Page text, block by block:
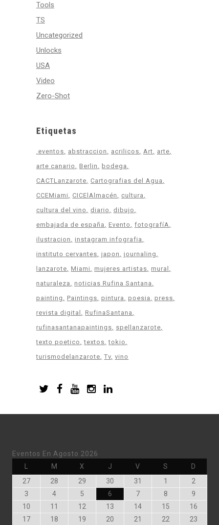
Tools
TS
Uncategorized
Unlocks
USA
Video
Zero-Shot
Etiquetas
.eventos abstraccion acrilicos Art
arte
arte canario
Berlin
bodega
CACTLanzarote
Cartografias del Agua
CCEMiami
CICElAlmacén
cultura
cultura del vino
diario
dibujo
embajada de españa
Evento
fotografíA
ilustracion
instagram infografia
instituto cervantes japon
journaling
lanzarote Miami mujeres artistas mural
naturaleza
noticias Rufina Santana
painting
Paintings pintura poesia
press
revista digital
RufinaSantana
rufinasantanapaintings
spellanzarote
texto poetico
textos tokio
turismodelanzarote Tv vino
Eventos En Agosto 2026
MMartes X Miércoles
JJueves VViernes S D
27Julio
27,
28
28,
29
29,
30
30,
31
31,
1
1,
2Agosto
2,
2026
3
3,
2026
4Agosto
4,
2026
5
5,
2026
6
6,
2026
7Agosto
7,
2026
8
8,
2026
9Agosto
9,
2026
10 Agosto
10,
11
Agosto
11,
12 Agosto
12,
13 Agosto
13,
14Agosto
14,
15 Agosto
15,
2026
16Agosto
16,
2026
17Agosto18 Agosto19 Agosto20 Agosto21
Agosto22 Agosto23Agosto